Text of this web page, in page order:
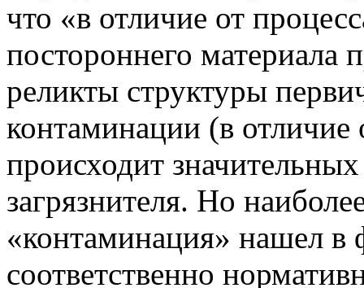
что «в отличие от
постороннего материала
реликты структуры
контаминации (в отличие
происходит
загрязнителя. Но
«контаминация» нашел в
соответственно